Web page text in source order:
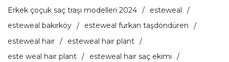
Erkek çoçuk saç traşı modelleri 2024
esteweal
esteweal bakırköy
esteweal furkan taşdöndüren
esteweal hair
esteweal hair plant
este weal hair plant
esteweal hair saç ekimi